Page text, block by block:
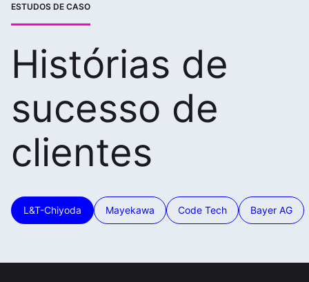
ESTUDOS DE CASO
Histórias de
sucesso de
clientes
L&T-Chiyoda Mayekawa Code Tech Bayer AG